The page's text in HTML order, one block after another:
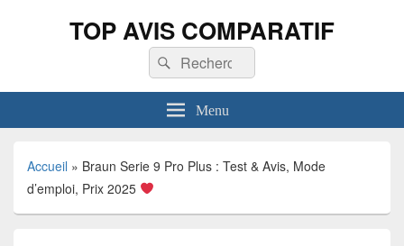
TOP AVIS COMPARATIF
Recherche :
Rechercher
Menu
Accueil » Braun Serie 9 Pro Plus : Test & Avis, Mode
d’emploi, Prix 2025